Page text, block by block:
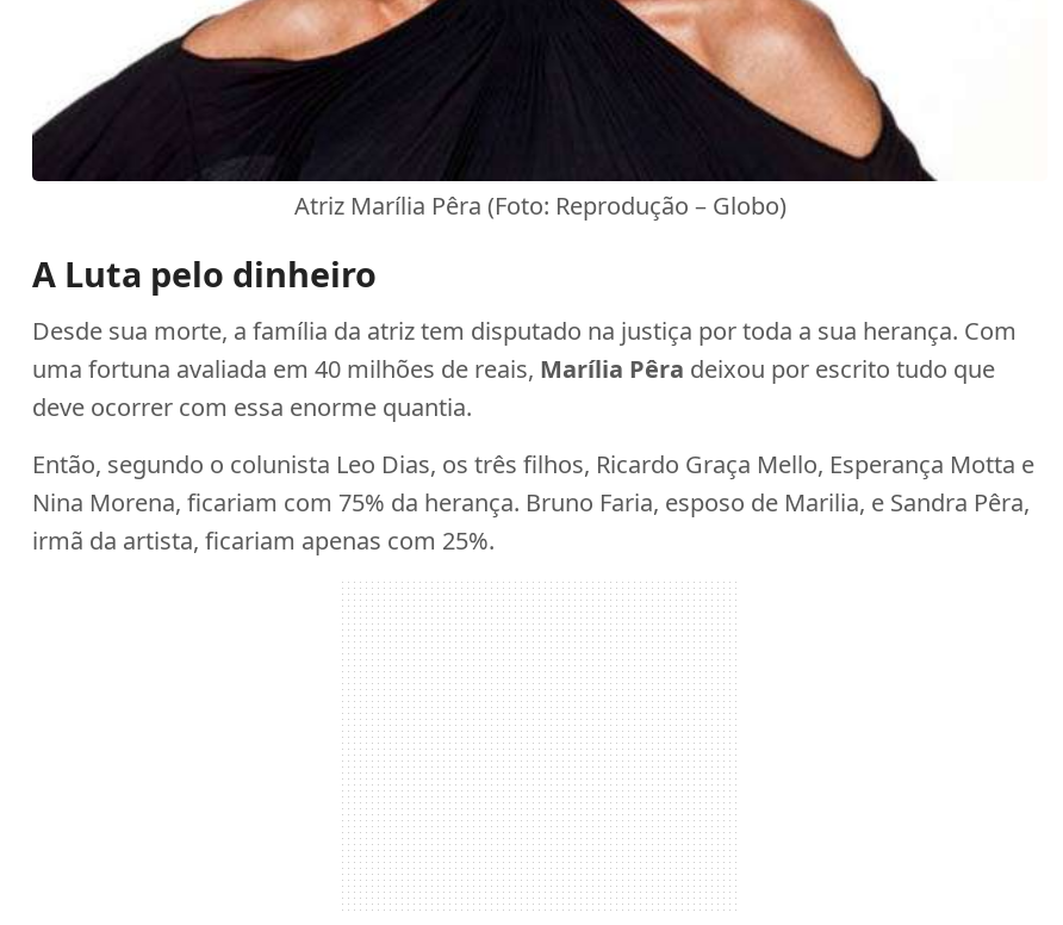
Atriz Marília Pêra (Foto: Reprodução – Globo)
A Luta pelo dinheiro
Desde sua morte, a família da atriz tem disputado na justiça por toda a sua herança. Com
uma fortuna avaliada em 40 milhões de reais, Marília Pêra deixou por escrito tudo que
deve ocorrer com essa enorme quantia.
Então, segundo o colunista Leo Dias, os três filhos, Ricardo Graça Mello, Esperança Motta e
Nina Morena, ficariam com 75% da herança. Bruno Faria, esposo de Marilia, e Sandra Pêra,
irmã da artista, ficariam apenas com 25%.